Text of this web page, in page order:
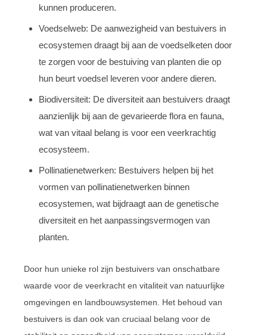
kunnen produceren.
Voedselweb: De aanwezigheid van bestuivers in
ecosystemen draagt bij aan de voedselketen door
te zorgen voor de bestuiving van planten die op
hun beurt voedsel leveren voor andere dieren.
Biodiversiteit: De diversiteit aan bestuivers draagt
aanzienlijk bij aan de gevarieerde flora en fauna,
wat van vitaal belang is voor een veerkrachtig
ecosysteem.
Pollinatienetwerken: Bestuivers helpen bij het
vormen van pollinatienetwerken binnen
ecosystemen, wat bijdraagt aan de genetische
diversiteit en het aanpassingsvermogen van
planten.
Door hun unieke rol zijn bestuivers van onschatbare
waarde voor de veerkracht en vitaliteit van natuurlijke
omgevingen en landbouwsystemen. Het behoud van
bestuivers is dan ook van cruciaal belang voor de